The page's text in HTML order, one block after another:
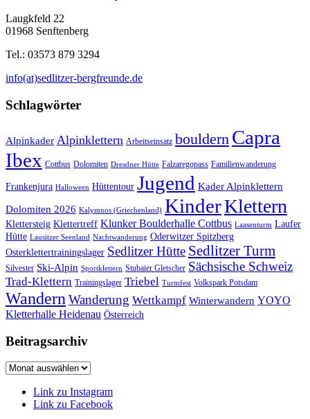
Laugkfeld 22
01968 Senftenberg
Tel.: 03573 879 3294
info(at)sedlitzer-bergfreunde.de
Schlagwörter
Alpinkader Alpinklettern Arbeitseinsatz bouldern Capra
Ibex Cottbus Dolomiten Dresdner Hütte Falzaregopass Familienwanderung
Frankenjura Halloween Hüttentour Jugend Kader Alpinklettern
Dolomiten 2026 Kalymnos (Griechenland) KinderKlettern
Klettersteig Klettertreff Klunker Boulderhalle Cottbus Laasenturm Laufer
Hütte Lausitzer Seenland Nachtwanderung Oderwitzer Spitzberg
Osterklettertrainingslager Sedlitzer Hütte Sedlitzer Turm
Silvester Ski-Alpin Sportklettern Stubaier Gletscher Sächsische Schweiz
Trad-Klettern Trainingslager Triebel Turmfest Volkspark Potsdam
Wandern Wanderung Wettkampf Winterwandern YOYO
Kletterhalle Heidenau Österreich
Beitragsarchiv
Beitragsarchiv
Link zu Instagram
Link zu Facebook